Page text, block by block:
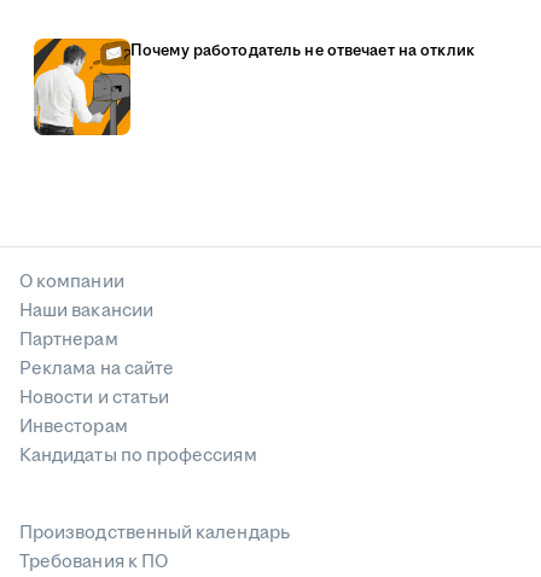
Почему работодатель не отвечает на отклик
О компании
Наши вакансии
Партнерам
Реклама на сайте
Новости и статьи
Инвесторам
Кандидаты по профессиям
Производственный календарь
Требования к ПО